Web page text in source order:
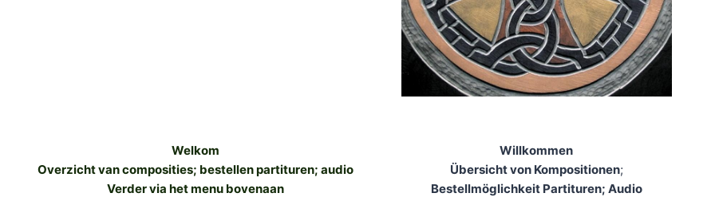
Welkom
Overzicht van composities; bestellen partituren; audio
Verder via het menu bovenaan
Willkommen
Übersicht von Kompositionen;
Bestellmöglichkeit Partituren; Audio